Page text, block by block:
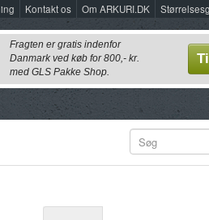
Om ARKURI.DK
Kontakt os
Fragten er gratis indenfor
Danmark ved køb for 800,- kr.
med GLS Pakke Shop.